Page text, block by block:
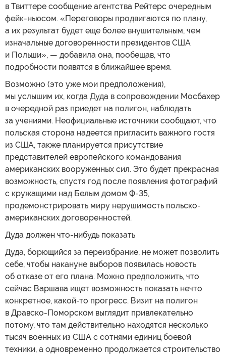
в Твиттере сообщение агентства Рейтерс очередным
фейк-ньюсом. «Переговоры продвигаются по плану,
а их результат будет еще более внушительным, чем
изначальные договоренности президентов США
и Польши», — добавила она, пообещав, что
подробности появятся в ближайшее время.
Возможно (это уже мои предположения),
мы услышим их, когда Дуда в сопровождении Мосбахер
в очередной раз приедет на полигон, наблюдать
за учениями. Неофициальные источники сообщают, что
польская сторона надеется пригласить важного гостя
из США, также планируется присутствие
представителей европейского командования
американских вооруженных сил. Это будет прекрасная
возможность, спустя год после появления фотографий
с кружащими над Белым домом Ф-35,
продемонстрировать миру нерушимость польско-
американских договоренностей.
Дуда должен что-нибудь показать
Дуда, борющийся за переизбрание, не может позволить
себе, чтобы накануне выборов появилась новость
об отказе от его плана. Можно предположить, что
сейчас Варшава ищет возможность показать нечто
конкретное, какой-то прогресс. Визит на полигон
в Дравско-Поморском выглядит привлекательно
потому, что там действительно находятся несколько
тысяч военных из США с сотнями единиц боевой
техники, а одновременно продолжается строительство